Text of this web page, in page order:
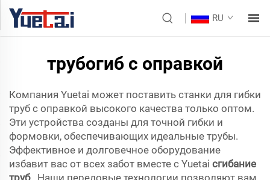
RU
трубогиб с оправкой
Компания Yuetai может поставить станки для гибки
труб с оправкой высокого качества только оптом.
Эти устройства созданы для точной гибки и
формовки, обеспечивающих идеальные трубы.
Эффективное и долговечное оборудование
избавит вас от всех забот вместе с Yuetai сгибание
труб . Наши передовые технологии позволяют вам